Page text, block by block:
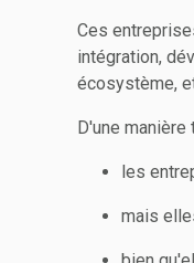
Ces
intégration,
écosystème,
D'une
les
mais